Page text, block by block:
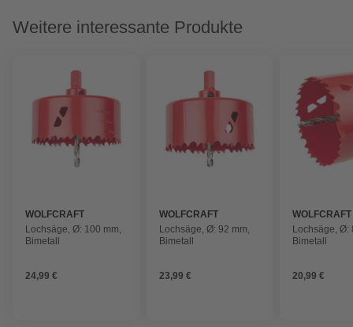
Weitere interessante Produkte
WOLFCRAFT
Lochsäge, Ø: 100 mm,
Bimetall
24,99 €
WOLFCRAFT
Lochsäge, Ø: 92 mm,
Bimetall
23,99 €
WOLFCRAFT
Lochsäge, Ø:
Bimetall
20,99 €